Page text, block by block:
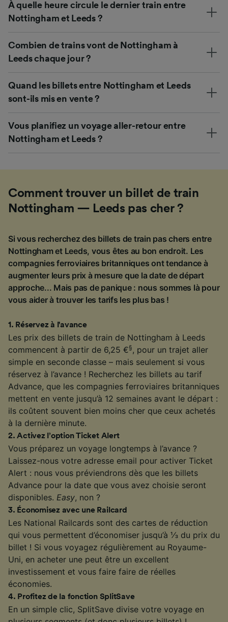
À quelle heure circule le dernier train entre
Nottingham et Leeds ?
Combien de trains vont de Nottingham à
Leeds chaque jour ?
Quand les billets entre Nottingham et Leeds
sont-ils mis en vente ?
Vous planifiez un voyage aller-retour entre
Nottingham et Leeds ?
Comment trouver un billet de train
Nottingham — Leeds pas cher ?
Si vous recherchez des billets de train pas chers entre
Nottingham et Leeds, vous êtes au bon endroit. Les
compagnies ferroviaires britanniques ont tendance à
augmenter leurs prix à mesure que la date de départ
approche... Mais pas de panique : nous sommes là pour
vous aider à trouver les tarifs les plus bas !
1 . Réservez à l'avance
Les prix des billets de train de Nottingham à Leeds
commencent à partir de 6,25 €§, pour un trajet aller
simple en seconde classe – mais seulement si vous
réservez à l’avance ! Recherchez les billets au tarif
Advance, que les compagnies ferroviaires britanniques
mettent en vente jusqu’à 12 semaines avant le départ :
ils coûtent souvent bien moins cher que ceux achetés
à la dernière minute.
2.Activez l’option Ticket Alert
Vous préparez un voyage longtemps à l’avance ?
Laissez-nous votre adresse email pour activer Ticket
Alert : nous vous préviendrons dès que les billets
Advance pour la date que vous avez choisie seront
disponibles. Easy, non ?
3. Économisez avec une Railcard
Les National Railcards sont des cartes de réduction
qui vous permettent d’économiser jusqu’à ⅓ du prix du
billet ! Si vous voyagez régulièrement au Royaume-
Uni, en acheter une peut être un excellent
investissement et vous faire faire de réelles
économies.
4. Profitez de la fonction SplitSave
En un simple clic, SplitSave divise votre voyage en